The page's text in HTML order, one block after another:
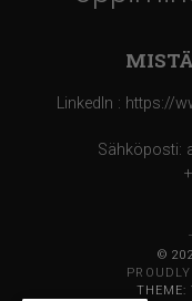
LinkedIn : https://
Sähköposti:
©
THEME: